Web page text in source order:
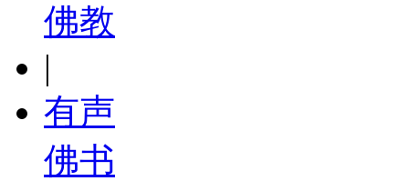
佛教
|
有声
佛书